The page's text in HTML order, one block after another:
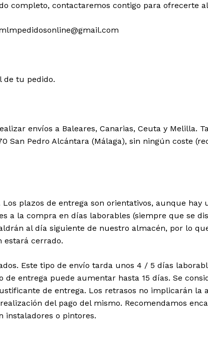
completo, contactaremos contigo para ofrecerte
de tu pedido.
envíos a Baleares, Canarias, Ceuta y Melilla.
San Pedro Alcántara (Málaga), sin ningún coste
plazos de entrega son orientativos, aunque
a la compra en días laborables (siempre que se
al día siguiente de nuestro almacén, por lo
estará cerrado.
Este tipo de envío tarda unos 4 / 5 días
entrega puede aumentar hasta 15 días. Se
de entrega. Los retrasos no implicarán la
del pago del mismo. Recomendamos
instaladores o pintores.